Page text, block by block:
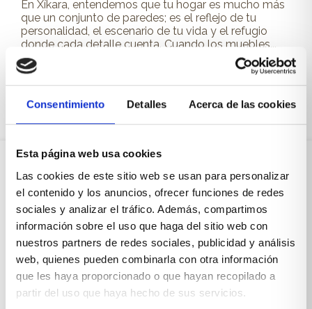
Consentimiento Detalles Acerca de las cookies
Esta página web usa cookies
Las cookies de este sitio web se usan para personalizar
el contenido y los anuncios, ofrecer funciones de redes
sociales y analizar el tráfico. Además, compartimos
información sobre el uso que haga del sitio web con
nuestros partners de redes sociales, publicidad y análisis
web, quienes pueden combinarla con otra información
que les haya proporcionado o que hayan recopilado a
partir del uso que haya hecho de sus servicios.
En Xíkara, entendemos que tu hogar es mucho más
que un conjunto de paredes; es el reflejo de tu
personalidad, el escenario de tu vida y el refugio
donde cada detalle cuenta. Cuando los muebles...
Leer más
Sobre Xíkara
Inicio
Blog
Reseñas Google